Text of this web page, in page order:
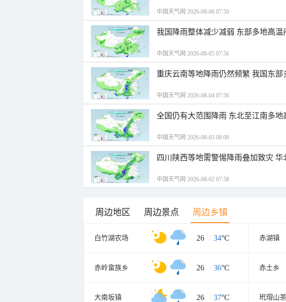
中国天气网 2026-08-06 07:50
我国降雨整体减少减弱 东部多地高温
中国天气网 2026-08-05 07:56
重庆云南等地降雨仍然频繁 我国东部
中国天气网 2026-08-04 07:56
全国仍有大范围降雨 东北至江南多地
中国天气网 2026-08-03 08:00
四川陕西等地需警惕降雨叠加致灾
中国天气网 2026-08-02 07:58
周边地区 周边景点 周边乡镇
白竹湖农场 26 / 34°C 赤湖镇
赤岭畲族乡 26 / 36°C 赤土乡
大南坂镇 26 / 37°C 玳瑁山